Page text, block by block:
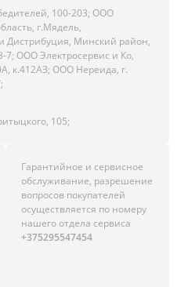
100-203; ООО
г.Мядель,
Дистрибуция, Минский район,
7; ООО Электросервис и Ко,
к.412АЗ; ООО Нереида, г.
105;
Гарантийное и сервисное
обслуживание, разрешение
вопросов покупателей
осуществляется по номеру
нашего отдела сервиса
+375295547454